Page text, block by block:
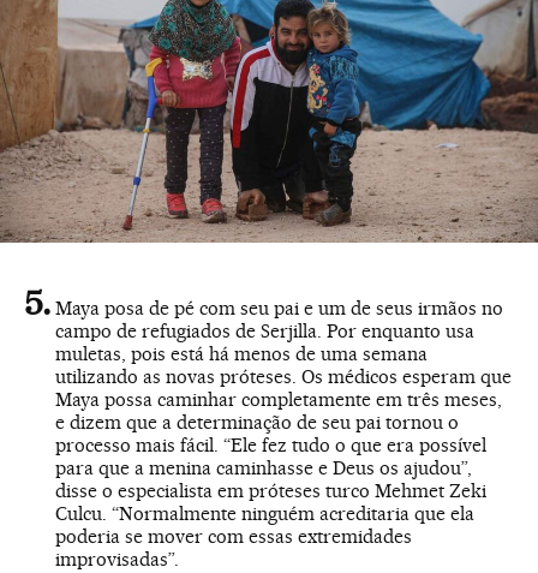
Maya posa de pé com seu pai e um de seus irmãos no
campo de refugiados de Serjilla. Por enquanto usa
muletas, pois está há menos de uma semana
utilizando as novas próteses. Os médicos esperam que
Maya possa caminhar completamente em três meses,
e dizem que a determinação de seu pai tornou o
processo mais fácil. “Ele fez tudo o que era possível
para que a menina caminhasse e Deus os ajudou”,
disse o especialista em próteses turco Mehmet Zeki
Culcu. “Normalmente ninguém acreditaria que ela
poderia se mover com essas extremidades
improvisadas”.